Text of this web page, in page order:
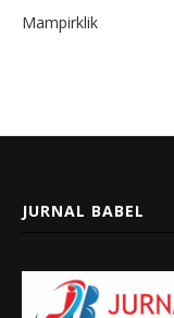
Mampirklik
JURNAL BABEL